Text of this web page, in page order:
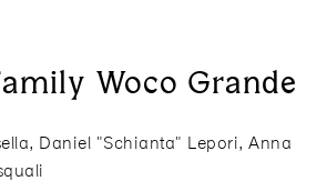
Woco Grande
Daniel "Schianta" Lepori, Anna